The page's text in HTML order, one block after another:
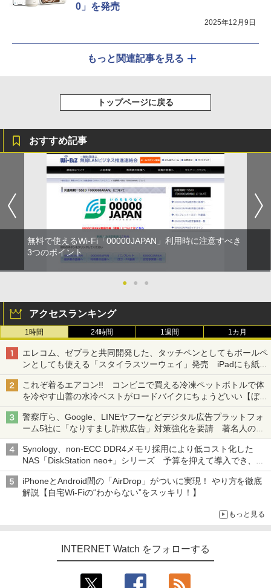
0」を発売
2025年12月9日
もっと関連記事を見る
トップページに戻る
おすすめ記事
無料で使えるWi-Fi「00000JAPAN」利用時に注意すべき
3つのポイント
● ● ●
アクセスランキング
1時間 24時間 1週間 1カ月
エレコム、ゼブラと共同開発した、タッチペンとしてもボールペ
ンとしても使える「スタイラスツーウェイ」発売 iPadにも紙に
も、持ち替えずに書き込める
これぞ着るエアコン!! コンビニで買える冷凍ペットボトルで体
を冷やす山善の水冷ベストがロードバイクにちょうどいい【ぼっ
ち・ざ・ろーど！その14】【空いた時間でなにしてる？】
警察庁ら、Google、LINEヤフーなどデジタル広告プラットフォ
ーム5社に「なりすまし詐欺広告」対策強化を要請 著名人の写
真や映像を使った投資詐欺などへの対策として
Synology、non-ECC DDR4メモリ採用により低コスト化した
NAS「DiskStation neo+」シリーズ 予算を抑えて導入でき、
ECCメモリへのアップグレードも可能
iPhoneとAndroid間の「AirDrop」がついに実現！ やり方を徹底
解説【自宅Wi-Fiの“わからない”をスッキリ！】
もっと見る
INTERNET Watch をフォローする